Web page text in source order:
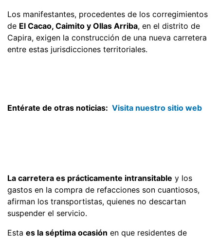
Los manifestantes, procedentes de los corregimientos
de El Cacao, Caimito y Ollas Arriba, en el distrito de
Capira, exigen la construcción de una nueva carretera
entre estas jurisdicciones territoriales.
Entérate de otras noticias: Visita nuestro sitio web
La carretera es prácticamente intransitable y los
gastos en la compra de refacciones son cuantiosos,
afirman los transportistas, quienes no descartan
suspender el servicio.
Esta es la séptima ocasión en que residentes de